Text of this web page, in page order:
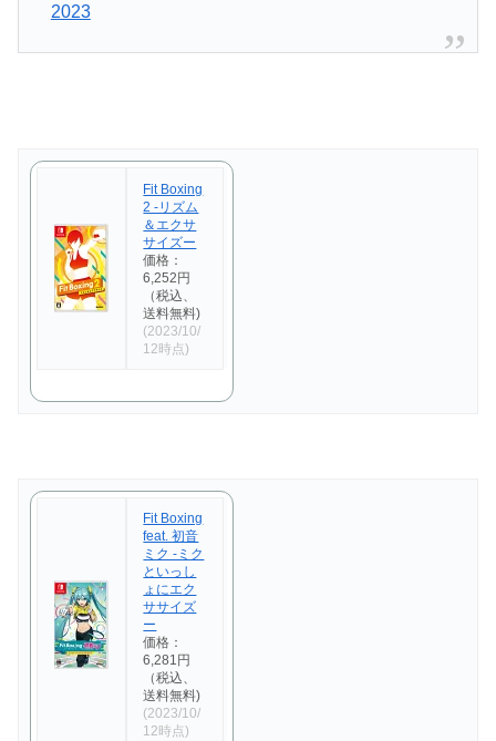
2023
Fit Boxing
2 -リズム
＆エクサ
サイズー
価格：
6,252円
（税込、
送料無料)
(2023/10/
12時点)
Fit Boxing
feat. 初音
ミク -ミク
といっし
ょにエク
ササイズ
ー
価格：
6,281円
（税込、
送料無料)
(2023/10/
12時点)